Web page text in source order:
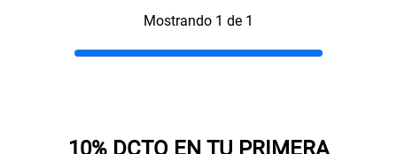
Mostrando 1 de 1
10% DCTO EN TU PRIMERA
Gracias por inscribirte!
Aquí esta tu cupón, usalo en tu siguiente